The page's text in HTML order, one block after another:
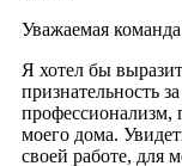
Уважаемая
Я хотел бы
признательность
профессионализм,
моего дома.
своей работе, для